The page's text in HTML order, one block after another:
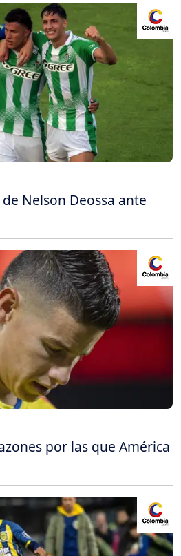
Nelson Deossa ante
por las que América